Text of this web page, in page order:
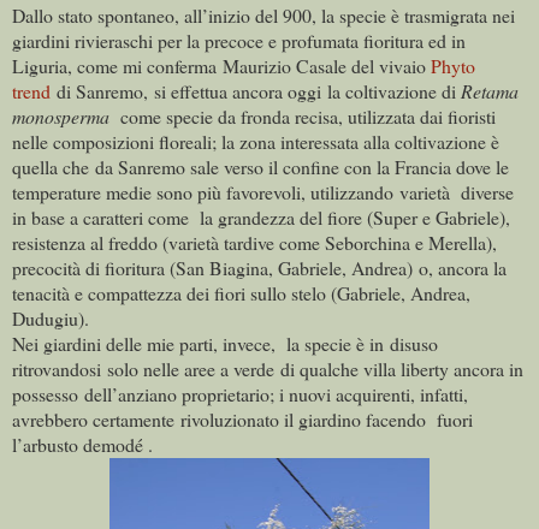
Dallo stato spontaneo, all’inizio del 900, la specie è trasmigrata nei
giardini rivieraschi per la precoce e profumata fioritura ed in
Liguria, come mi conferma Maurizio Casale del vivaioPhyto
trend di Sanremo, si effettua ancora oggi la coltivazione di Retama
monosperma come specie da fronda recisa, utilizzata dai fioristi
nelle composizioni floreali; la zona interessata alla coltivazione è
quella che da Sanremo sale verso il confine con la Francia dove le
temperature medie sono più favorevoli, utilizzando varietà diverse
in base a caratteri come la grandezza del fiore (Super e Gabriele),
resistenza al freddo (varietà tardive come Seborchina e Merella),
precocità di fioritura (San Biagina, Gabriele, Andrea) o, ancora la
tenacità e compattezza dei fiori sullo stelo (Gabriele, Andrea,
Dudugiu).
Nei giardini delle mie parti, invece, la specie è in disuso
ritrovandosi solo nelle aree a verde di qualche villa liberty ancora in
possesso dell’anziano proprietario; i nuovi acquirenti, infatti,
avrebbero certamente rivoluzionato il giardino facendo fuori
l’arbusto demodé .